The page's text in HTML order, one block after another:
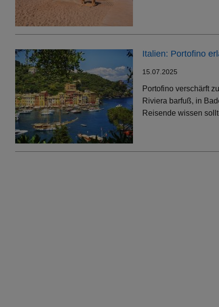
Italien: Portofino
15.07.2025
Portofino verschärft
Riviera barfuß, in
Reisende wissen